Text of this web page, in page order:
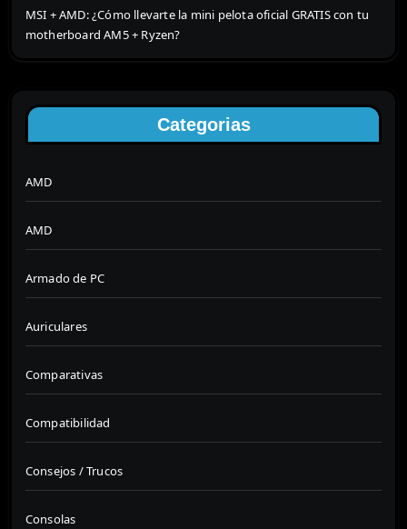
MSI + AMD: ¿Cómo llevarte la mini pelota oficial GRATIS con tu
motherboard AM5 + Ryzen?
Categorias
AMD
AMD
Armado de PC
Auriculares
Comparativas
Compatibilidad
Consejos / Trucos
Consolas